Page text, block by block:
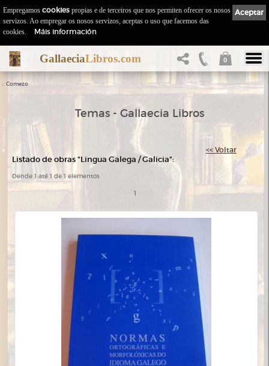
GallaeciaLibros.com 0
:: Comezo
Temas - Gallaecia Libros
<< Voltar
Listado de obras "Lingua Galega / Galicia":
Dende 1 até 1 de 1 elementos
1
Aceptar
Empregamos cookies propias e de terceiros que nos permiten ofrecer os nosos
servizos. Ao empregar os nosos servizos, aceptas o uso que facemos das
cookies.
Máis información